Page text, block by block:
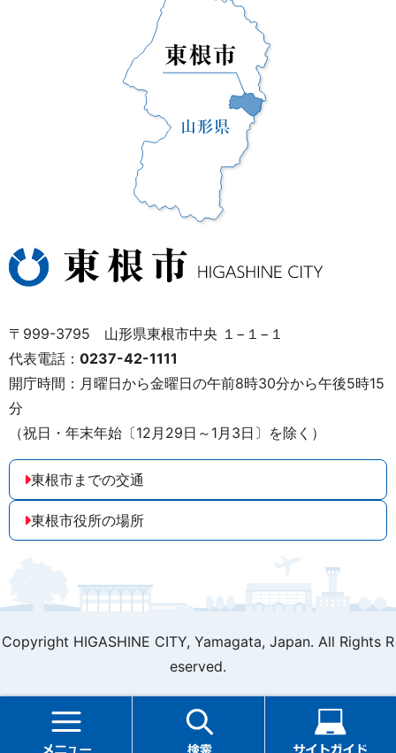
〒999-3795 山形県東根市中央 １−１−１
代表電話： 0237-42-1111
開庁時間：月曜日から金曜日の午前8時30分から午後5時15
分
（祝日・年末年始〔12月29日～1月3日〕を除く）
東根市までの交通
東根市役所の場所
Copyright HIGASHINE CITY, Yamagata, Japan. All Rights R
eserved.